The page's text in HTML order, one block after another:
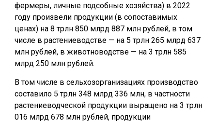
фермеры, личные подсобные хозяйства) в 2022
году произвели продукции (в сопоставимых
ценах) на 8 трлн 850 млрд 887 млн рублей, в том
числе в растениеводстве — на 5 трлн 265 млрд 637
млн рублей, в животноводстве — на 3 трлн 585
млрд 250 млн рублей.
В том числе в сельхозорганизациях производство
составило 5 трлн 348 млрд 336 млн, в частности
растениеводческой продукции выращено на 3 трлн
016 млрд 678 млн рублей, продукции